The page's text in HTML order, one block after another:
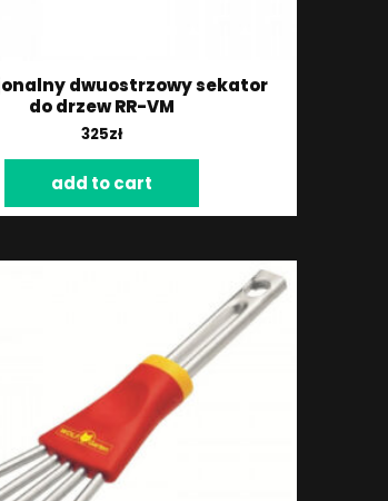
dwuostrzowy sekator
do drzew RR-VM
325zł
add to cart